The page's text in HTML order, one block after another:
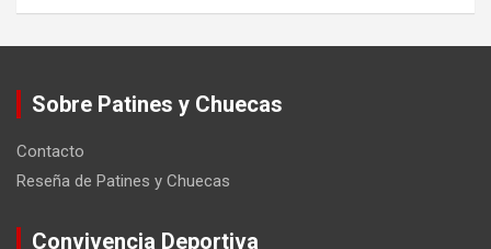
Sobre Patines y Chuecas
Contacto
Reseña de Patines y Chuecas
Convivencia Deportiva